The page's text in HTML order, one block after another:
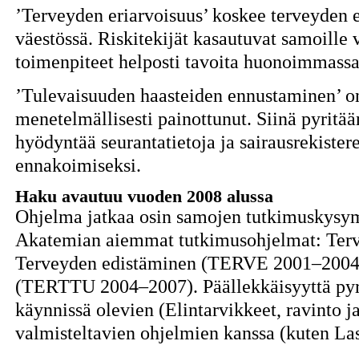
’Terveyden eriarvoisuus’ koskee terveyden
väestössä. Riskitekijät kasautuvat samoille
toimenpiteet helposti tavoita
’Tulevaisuuden haasteiden
menetelmällisesti painottunut. Siinä
hyödyntää seurantatietoja ja
ennakoimiseksi.
Haku avautuu vuoden 2008 alussa
Ohjelma jatkaa osin samojen
Akatemian aiemmat tutkimusohjelmat:
Terveyden edistäminen (TERVE
(TERTTU 2004–2007). Päällekkäisyyttä
käynnissä olevien (Elintarvikkeet, ravinto
valmisteltavien ohjelmien kanssa (kuten